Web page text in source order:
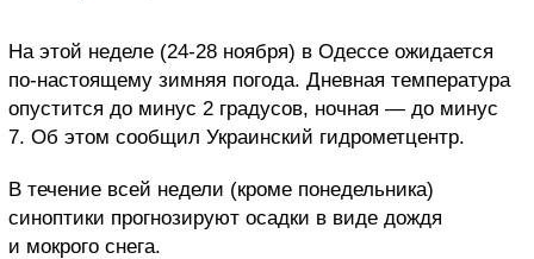
На этой неделе (24-28 ноября) в Одессе ожидается
по-настоящему зимняя погода. Дневная температура
опустится до минус 2 градусов, ночная — до минус
7. Об этом сообщил Украинский гидрометцентр.
В течение всей недели (кроме понедельника)
синоптики прогнозируют осадки в виде дождя
и мокрого снега.